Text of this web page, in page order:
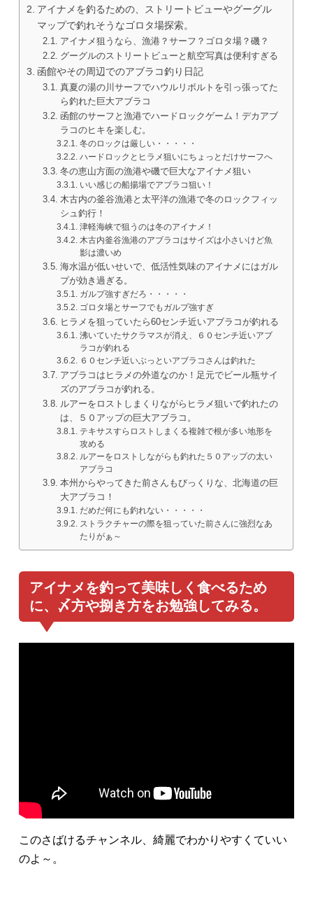
アイナメを釣るための、ストリートビューやグーグル
マップで釣れそうなゴロタ場探索。
アイナメ狙うなら、漁港？サーフ？ゴロタ場？磯？
グーグルのストリートビューと航空写真は便利すぎる
函館やその周辺でのアブラコ釣り日記
真夏の湯の川サーフでハウルリボルトを引っ張ってた
ら釣れた巨大アブラコ
函館のサーフと漁港でハードロックゲーム！デカアブ
ラコのヒキを楽しむ。
冬のロックは厳しい・・・・・
ハードロックとヒラメ狙いにちょっとだけサーフへ
冬の恵山方面の漁港や磯で巨大なアイナメ狙い
いい感じの船揚場でアブラコ狙い！
木古内の釜谷漁港と太平洋の漁港で冬のロックフィッ
シュ釣行！
津軽海峡で狙うのは冬のアイナメ！
木古内釜谷漁港のアブラコはサイズは小さいけど魚
影は濃いめ
海水温が低いせいで、低活性気味のアイナメにはガル
プが効き過ぎる。
ガルプ強すぎだろ・・・・・
ゴロタ場とサーフでもガルプ強すぎ
ヒラメを狙っていたら60センチ近いアブラコが釣れる
沸いていたサクラマスが消え、６０センチ近いアブ
ラコが釣れる
６０センチ近いぶっといアブラコさんは釣れた
アブラコはヒラメの外道なのか！足元でビール瓶サイ
ズのアブラコが釣れる。
ルアーをロストしまくりながらヒラメ狙いで釣れたの
は、５０アップの巨大アブラコ。
テキサスすらロストしまくる複雑で根が多い地形を
攻める
ルアーをロストしながらも釣れた５０アップの太い
アブラコ
本州からやってきた前さんもびっくりな、北海道の巨
大アブラコ！
だめだ何にも釣れない・・・・・
ストラクチャーの際を狙っていた前さんに強烈なあ
たりがぁ～
アイナメを釣って美味しく食べるため
に、〆方や捌き方をお勉強してみる。
このさばけるチャンネル、綺麗でわかりやすくていい
のよ～。